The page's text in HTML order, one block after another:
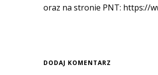
oraz na stronie PNT: https://
DODAJ KOMENTARZ